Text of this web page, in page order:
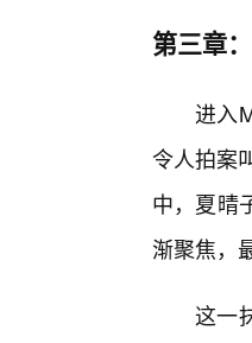
第三章
进入
令人拍案
中，夏晴
渐聚焦，
这一